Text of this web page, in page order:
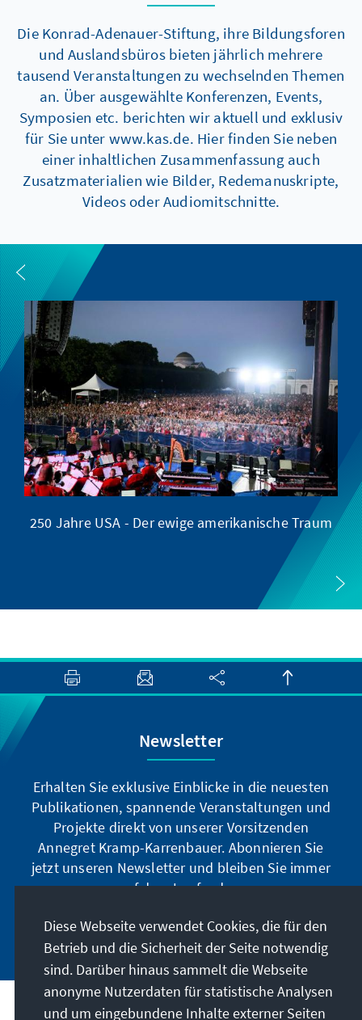
Die Konrad-Adenauer-Stiftung, ihre Bildungsforen
und Auslandsbüros bieten jährlich mehrere
tausend Veranstaltungen zu wechselnden Themen
an. Über ausgewählte Konferenzen, Events,
Symposien etc. berichten wir aktuell und exklusiv
für Sie unter www.kas.de. Hier finden Sie neben
einer inhaltlichen Zusammenfassung auch
Zusatzmaterialien wie Bilder, Redemanuskripte,
Videos oder Audiomitschnitte.
250 Jahre USA - Der ewige amerikanische Traum
Newsletter
Erhalten Sie exklusive Einblicke in die neuesten
Publikationen, spannende Veranstaltungen und
Projekte direkt von unserer Vorsitzenden
Annegret Kramp-Karrenbauer. Abonnieren Sie
jetzt unseren Newsletter und bleiben Sie immer
auf dem Laufenden.
Jetzt abonnieren
Unser Auftrag
Diese Webseite verwendet Cookies, die für den
Betrieb und die Sicherheit der Seite notwendig
sind. Darüber hinaus sammelt die Webseite
anonyme Nutzerdaten für statistische Analysen
und um eingebundene Inhalte externer Seiten